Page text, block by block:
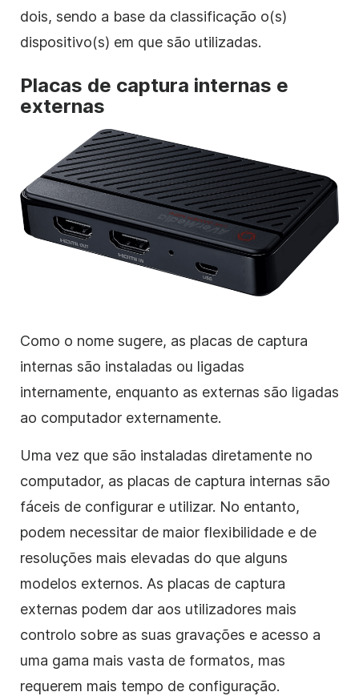
dois, sendo a base da classificação o(s)
dispositivo(s) em que são utilizadas.
Placas de captura internas e
externas
Como o nome sugere, as placas de captura
internas são instaladas ou ligadas
internamente, enquanto as externas são ligadas
ao computador externamente.
Uma vez que são instaladas diretamente no
computador, as placas de captura internas são
fáceis de configurar e utilizar. No entanto,
podem necessitar de maior flexibilidade e de
resoluções mais elevadas do que alguns
modelos externos. As placas de captura
externas podem dar aos utilizadores mais
controlo sobre as suas gravações e acesso a
uma gama mais vasta de formatos, mas
requerem mais tempo de configuração.